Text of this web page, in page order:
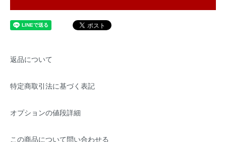
返品について
特定商取引法に基づく表記
オプションの値段詳細
この商品について問い合わせる